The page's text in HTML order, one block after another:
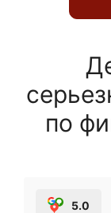
по
5.0